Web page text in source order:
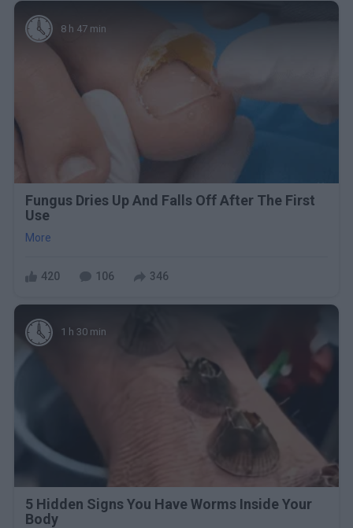
8 h 47 min
Fungus Dries Up And Falls Off After The First
Use
More
420 106 346
1 h 30 min
5 Hidden Signs You Have Worms Inside Your
Body